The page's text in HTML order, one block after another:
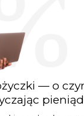
— o